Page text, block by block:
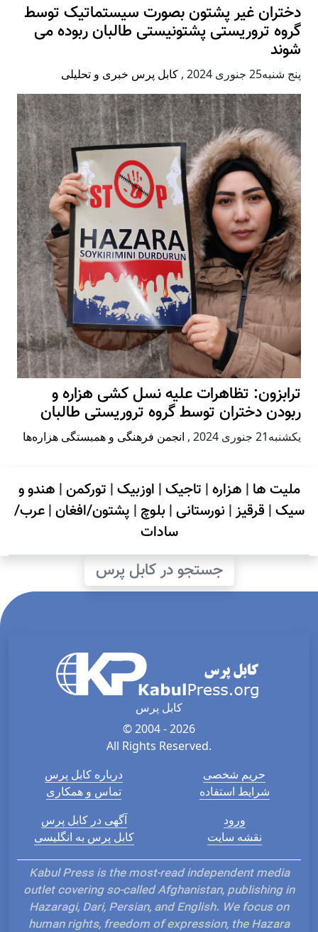
دختران غیر پشتون بصورت سیستماتیک توسط
گروه تروریستی پشتونیستی طالبان ربوده می
شوند
پنج شنبه25 جنوری 2024 , کابل پرس خبری و تحلیلی
ترابزون: تظاهرات علیه نسل کشی هزاره و
ربودن دختران توسط گروه تروریستی طالبان
يكشنبه21 جنوری 2024 , انجمن فرهنگی و همبستگی هزاره‌ها
ملیت ها | هزاره| تاجیک| اوزبیک| تورکمن| هندو و
سیک| قرقیز| نورستانی| بلوچ | پشتون/افغان|عرب/
سادات
جستجو در کابل پرس
کابل پرس
© 2004 - 2026
All Rights Reserved.
درباره کابل پرس
تماس و همکاری
حریم شخصی
شرایط استفاده
آگهی در کابل پرس
کابل پرس به انگلیسی
ورود
نقشه سایت
Kabul Press is the most-read independent media
outlet covering so-called Afghanistan, publishing in
Hazaragi, Dari, Persian, and English. We focus on
human rights, freedom of expression, the Hazara